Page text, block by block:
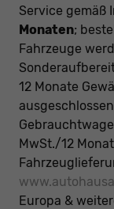
Service gemäß
Monaten;
Fahrzeuge
12 Monate
MwSt./12
Europa &